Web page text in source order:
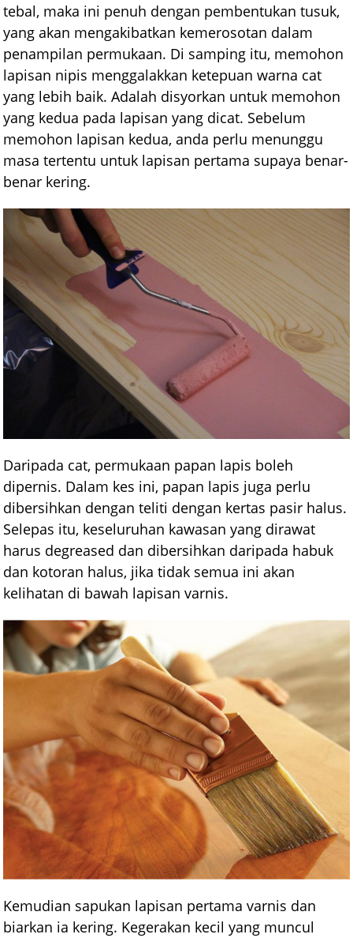
tebal, maka ini penuh dengan pembentukan tusuk,
yang akan mengakibatkan kemerosotan dalam
penampilan permukaan. Di samping itu, memohon
lapisan nipis menggalakkan ketepuan warna cat
yang lebih baik. Adalah disyorkan untuk memohon
yang kedua pada lapisan yang dicat. Sebelum
memohon lapisan kedua, anda perlu menunggu
masa tertentu untuk lapisan pertama supaya benar-
benar kering.
Daripada cat, permukaan papan lapis boleh
dipernis. Dalam kes ini, papan lapis juga perlu
dibersihkan dengan teliti dengan kertas pasir halus.
Selepas itu, keseluruhan kawasan yang dirawat
harus degreased dan dibersihkan daripada habuk
dan kotoran halus, jika tidak semua ini akan
kelihatan di bawah lapisan varnis.
Kemudian sapukan lapisan pertama varnis dan
biarkan ia kering. Kegerakan kecil yang muncul